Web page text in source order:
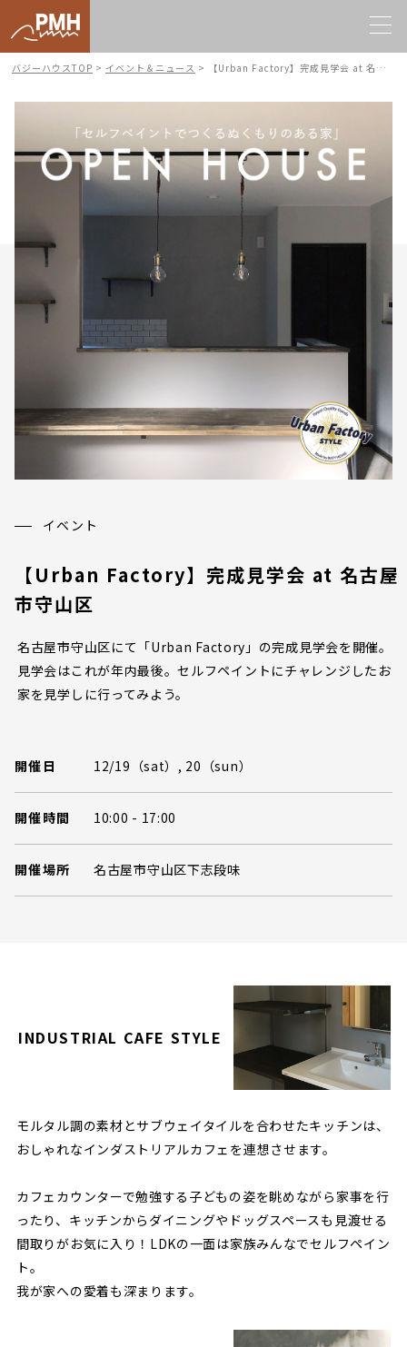
バジーハウスTOP > イベント＆ニュース > 【Urban Factory】完成見学会 at 名古屋市守山区
イベント
【Urban Factory】完成見学会 at 名古屋
市守山区
名古屋市守山区にて「Urban Factory」の完成見学会を開催。
見学会はこれが年内最後。セルフペイントにチャレンジしたお
家を見学しに行ってみよう。
開催日 12/19（sat）, 20（sun）
開催時間 10:00 - 17:00
開催場所 名古屋市守山区下志段味
INDUSTRIAL CAFE STYLE
モルタル調の素材とサブウェイタイルを合わせたキッチンは、
おしゃれなインダストリアルカフェを連想させます。
カフェカウンターで勉強する子どもの姿を眺めながら家事を行
ったり、キッチンからダイニングやドッグスペースも見渡せる
間取りがお気に入り！LDKの一面は家族みんなでセルフペイン
ト。
我が家への愛着も深まります。